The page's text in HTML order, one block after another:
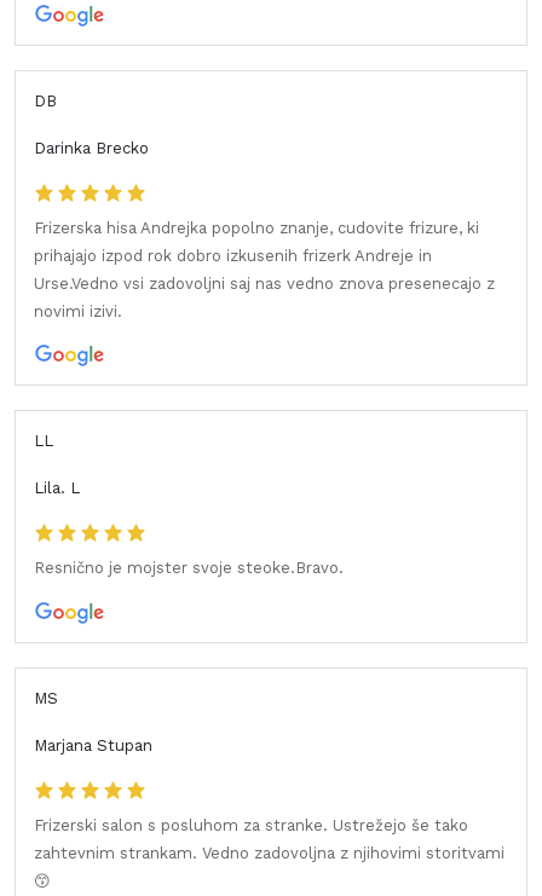
DB
Darinka Brecko
Frizerska hisa Andrejka popolno znanje, cudovite frizure, ki
prihajajo izpod rok dobro izkusenih frizerk Andreje in
Urse.Vedno vsi zadovoljni saj nas vedno znova presenecajo z
novimi izivi.
LL
Lila. L
Resnično je mojster svoje steoke.Bravo.
MS
Marjana Stupan
Frizerski salon s posluhom za stranke. Ustrežejo še tako
zahtevnim strankam. Vedno zadovoljna z njihovimi storitvami
😙